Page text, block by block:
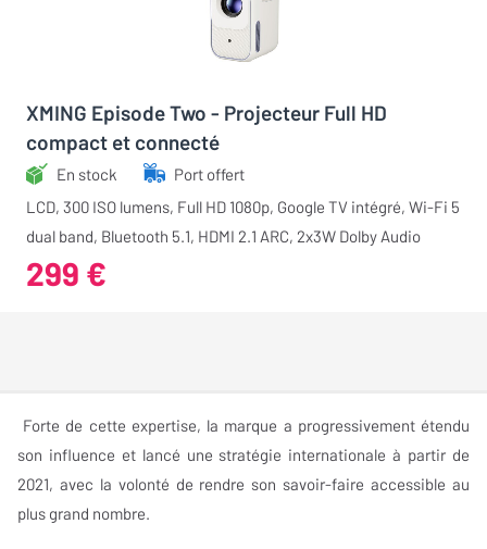
XMING Episode Two - Projecteur Full HD
compact et connecté
En stock
Port offert
LCD, 300 ISO lumens, Full HD 1080p, Google TV intégré, Wi-Fi 5
dual band, Bluetooth 5.1, HDMI 2.1 ARC, 2x3W Dolby Audio
299 €
Forte de cette expertise, la marque a progressivement étendu
son influence et lancé une stratégie internationale à partir de
2021, avec la volonté de rendre son savoir-faire accessible au
plus grand nombre.